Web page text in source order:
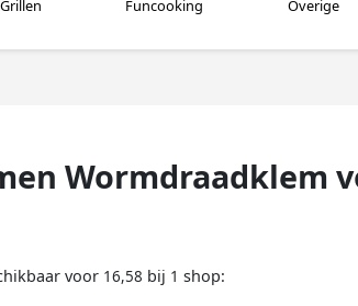
Grillen Funcooking Overige
Wormdraadklem
voor 16,58 bij 1 shop: